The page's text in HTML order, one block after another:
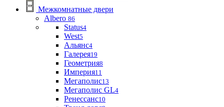
Межкомнатные двери
Albero 86
Status4
West5
Альянс4
Галерея19
Геометрия8
Империя11
Мегаполис13
Мегаполис GL4
Ренессанс10